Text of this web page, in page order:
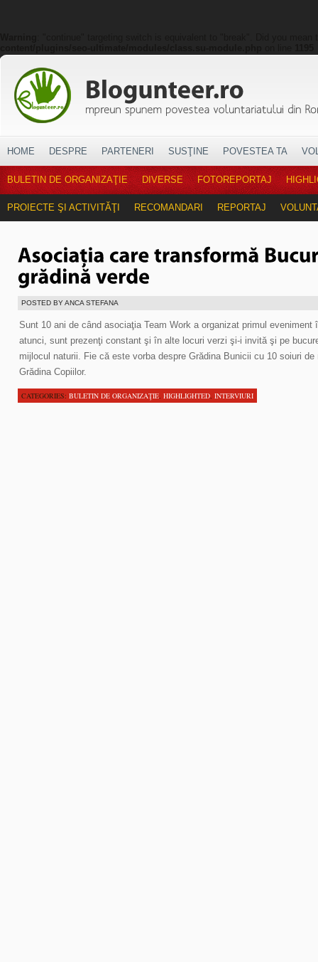
HOME DESPRE PARTENERI SUSŢINE POVESTEA TA
BULETIN DE ORGANIZAŢIE DIVERSE FOTOREPORTAJ
PROIECTE ŞI ACTIVITĂŢI RECOMANDARI REPORTAJ
POSTED BY ANCA STEFANA
Sunt 10 ani de când asociaţia Team Work a organizat primul
atunci, sunt prezenţi constant şi în alte locuri verzi şi-i invită şi pe
mijlocul naturii. Fie că este vorba despre Grădina Bunicii cu 10 soiuri
Grădina Copiilor.
CATEGORIES: BULETIN DE ORGANIZAŢIE, HIGHLIGHTED, INTERVIURI